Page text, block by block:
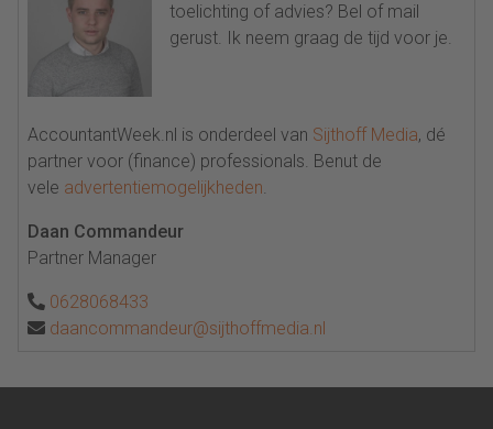
toelichting of advies? Bel of mail
gerust. Ik neem graag de tijd voor je.
AccountantWeek.nl is onderdeel van Sijthoff Media, dé
partner voor (finance) professionals. Benut de
vele advertentiemogelijkheden.
Daan Commandeur
Partner Manager
0628068433
daancommandeur@sijthoffmedia.nl